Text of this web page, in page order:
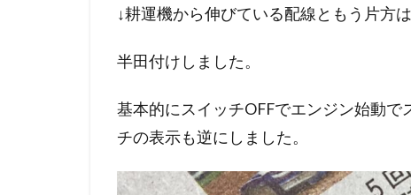
↓耕運機から伸びている配線ともう片方
半田付けしました。
基本的にスイッチOFFでエンジン始動
チの表示も逆にしました。